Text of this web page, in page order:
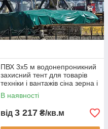
ПВХ 3х5 м водонепроникний
захисний тент для товарів
техніки і вантажів сіна зерна і
матеріалів укривний тент
В наявності
від 3 217 ₴/кв.м